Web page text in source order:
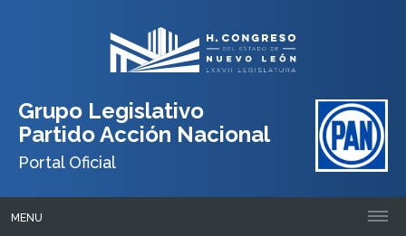
Grupo Legislativo
Partido Acción Nacional
Portal Oficial
MENU